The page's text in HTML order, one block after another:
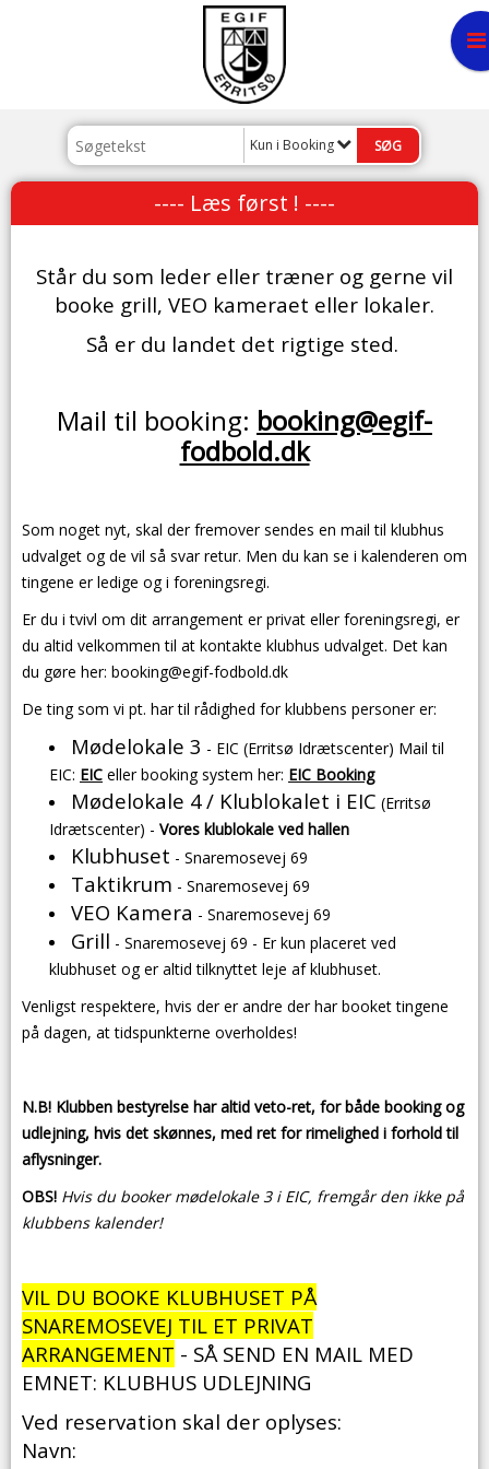
Kun i Booking
---- Læs først ! ----
Står du som leder eller træner og gerne vil
booke grill, VEO kameraet eller lokaler.
Så er du landet det rigtige sted.
Mail til booking: booking@egif-
fodbold.dk
Som noget nyt, skal der fremover sendes en mail til klubhus
udvalget og de vil så svar retur. Men du kan se i kalenderen om
tingene er ledige og i foreningsregi.
Er du i tvivl om dit arrangement er privat eller foreningsregi, er
du altid velkommen til at kontakte klubhus udvalget. Det kan
du gøre her: booking@egif-fodbold.dk
De ting som vi pt. har til rådighed for klubbens personer er:
Mødelokale 3 - EIC (Erritsø Idrætscenter) Mail til
EIC: EIC eller booking system her: EIC Booking
Mødelokale 4/ Klublokalet i EIC (Erritsø
Idrætscenter) - Vores klublokale ved hallen
Klubhuset - Snaremosevej 69
Taktikrum - Snaremosevej 69
VEO Kamera - Snaremosevej 69
Grill - Snaremosevej 69 - Er kun placeret ved
klubhuset og er altid tilknyttet leje af klubhuset.
Venligst respektere, hvis der er andre der har booket tingene
på dagen, at tidspunkterne overholdes!
N.B! Klubben bestyrelse har altid veto-ret, for både booking og
udlejning, hvis det skønnes, med ret for rimelighed i forhold til
aflysninger.
OBS! Hvis du booker mødelokale 3 i EIC, fremgår den ikke på
klubbens kalender!
VIL DU BOOKE KLUBHUSET PÅ
SNAREMOSEVEJ TIL ET PRIVAT
ARRANGEMENT - SÅ SEND EN MAIL MED
EMNET: KLUBHUS UDLEJNING
Ved reservation skal der oplyses:
Navn: